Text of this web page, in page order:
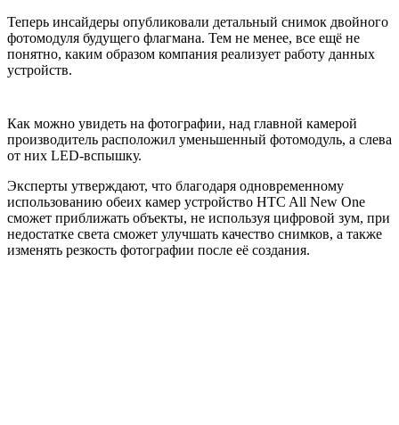
Теперь инсайдеры опубликовали детальный снимок двойного
фотомодуля будущего флагмана. Тем не менее, все ещё не
понятно, каким образом компания реализует работу данных
устройств.
Как можно увидеть на фотографии, над главной камерой
производитель расположил уменьшенный фотомодуль, а слева
от них LED-вспышку.
Эксперты утверждают, что благодаря одновременному
использованию обеих камер устройство HTC All New One
сможет приближать объекты, не используя цифровой зум, при
недостатке света сможет улучшать качество снимков, а также
изменять резкость фотографии после её создания.